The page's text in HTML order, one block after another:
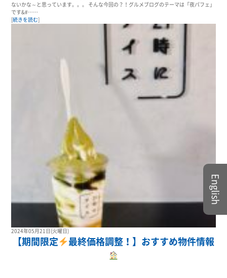
ないかな～と思っています。。。 そんな今回の？！グルメブログのテーマは「夜パフェ」
です&#……
[続きを読む
2024年05月21日(火曜日)
【期間限定 最終価格調整！】おすすめ物件情報
English